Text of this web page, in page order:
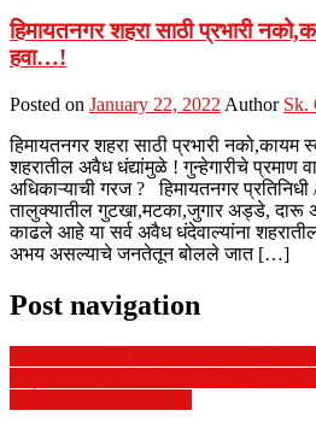
हिमायतनगर शहरा साठी प्रभारी
हवा…!
Posted on January 22, 2022 Author Sk.
हिमायतनगर शहरा साठी प्रभारी नको,कायम
शहरातील अवैध धंद्यांमुळे ! गुन्हेगारीचे प्रमाण
अधिकाऱ्याची गरज ? हिमायतनगर
तालुक्यातील गुटखा,मटका,जुगार अड्डे, दारू
काढले आहे या सर्व अवैध धंदेवाल्यांना
अभय असल्याचे जनतेतून बोलले जात […]
Post navigation